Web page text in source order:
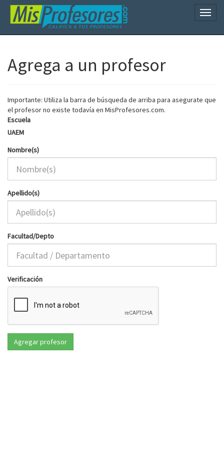
Agrega a un profesor
Importante: Utiliza la barra de búsqueda de arriba para asegurate que
el profesor no existe todavía en MisProfesores.com.
Escuela
UAEM
Nombre(s)
Apellido(s)
Facultad/Depto
Verificación